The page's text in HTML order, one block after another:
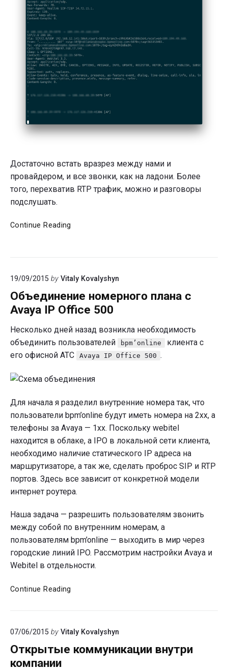
Достаточно встать вразрез между нами и
провайдером, и все звонки, как на ладони. Более
того, перехватив RTP трафик, можно и разговоры
подслушать.
Continue Reading
19/09/2015 by Vitaly Kovalyshyn
Объединение номерного плана с
Avaya IP Office 500
Несколько дней назад возникла необходимость
объединить пользователей
bpm’online
клиента с
его офисной АТС
Avaya IP Office 500 .
Для начала я разделил внутренние номера так, что
пользователи bpm’online будут иметь номера на 2хх, а
телефоны за Avaya — 1хх. Поскольку webitel
находится в облаке, а IPO в локальной сети клиента,
необходимо наличие статического IP адреса на
маршрутизаторе, а так же, сделать проброс SIP и RTP
портов. Здесь все зависит от конкретной модели
интернет роутера.
Наша задача — разрешить пользователям звонить
между собой по внутренним номерам, а
пользователям bpm’online — выходить в мир через
городские линий IPO. Рассмотрим настройки Avaya и
Webitel в отдельности.
Continue Reading
Avaya
Office
07/06/2015 by Vitaly Kovalyshyn
Открытые коммуникации внутри
компании